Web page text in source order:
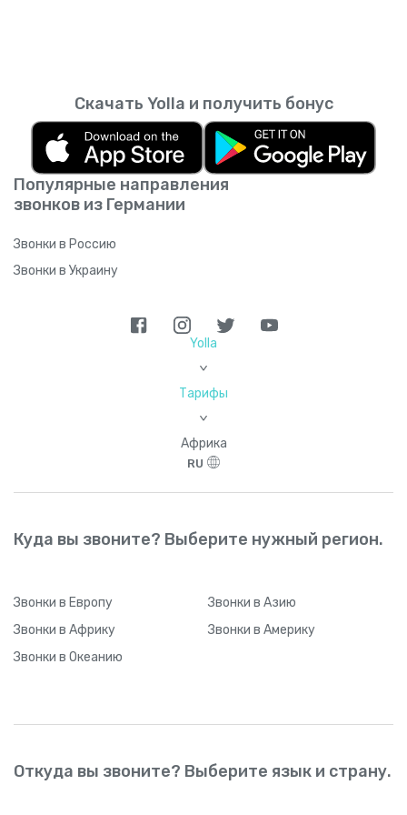
Популярные направления
звонков из Германии
Звонки в Россию
Звонки в Украину
Скачать Yolla и получить бонус
Yolla
>
Тарифы
>
Африка
RU
Куда вы звоните? Выберите нужный регион.
Звонки в Европу Звонки в Азию
Звонки в Африку Звонки в Америку
Звонки в Океанию
Откуда вы звоните? Выберите язык и страну.